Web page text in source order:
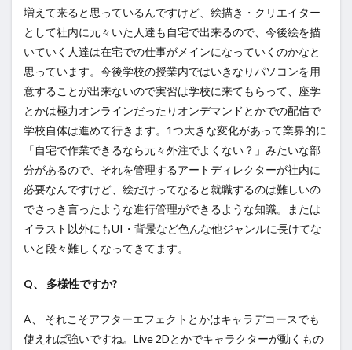
増えて来ると思っているんですけど、絵描き・クリエイター
として社内に元々いた人達も自宅で出来るので、今後絵を描
いていく人達は在宅での仕事がメインになっていくのかなと
思っています。今後学校の授業内ではいきなりパソコンを用
意することが出来ないので実習は学校に来てもらって、座学
とかは極力オンラインだったりオンデマンドとかでの配信で
学校自体は進めて行きます。1つ大きな変化があって業界的に
「自宅で作業できるなら元々外注でよくない？」みたいな部
分があるので、それを管理するアートディレクターが社内に
必要なんですけど、絵だけってなると就職するのは難しいの
でさっき言ったような進行管理ができるような知識。または
イラスト以外にもUI・背景など色んな他ジャンルに長けてな
いと段々難しくなってきてます。
Q、 多様性ですか?
A、 それこそアフターエフェクトとかはキャラデコースでも
使えれば強いですね。Live 2Dとかでキャラクターが動くもの